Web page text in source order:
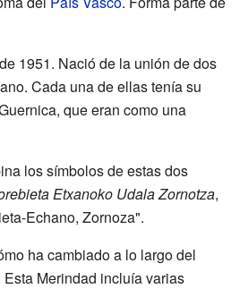
1951. Nació de la unión de dos
Cada una de ellas tenía su
que eran como una
los símbolos de estas dos
Etxanoko Udala Zornotza,
Echano, Zornoza".
ha cambiado a lo largo del
Merindad incluía varias